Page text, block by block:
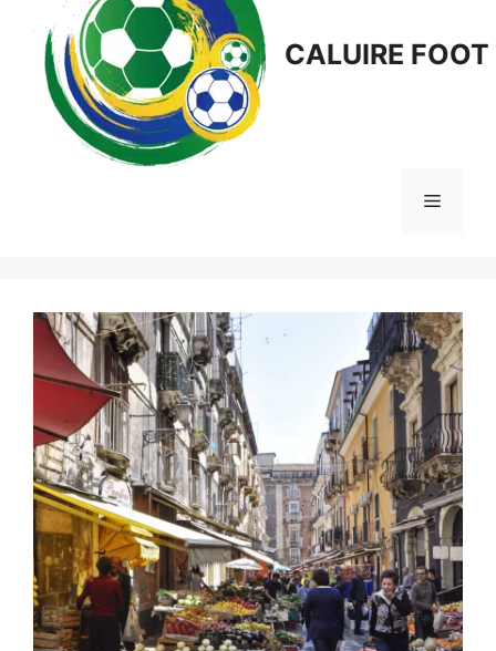
CALUIRE FOOT
Menu